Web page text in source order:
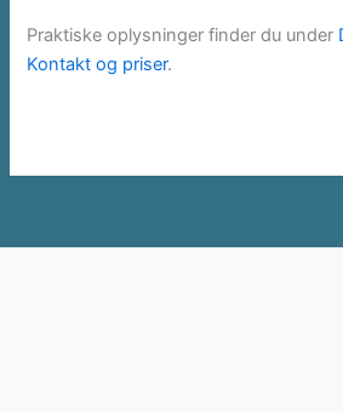
Praktiske oplysninger finder du under
Kontakt og priser.